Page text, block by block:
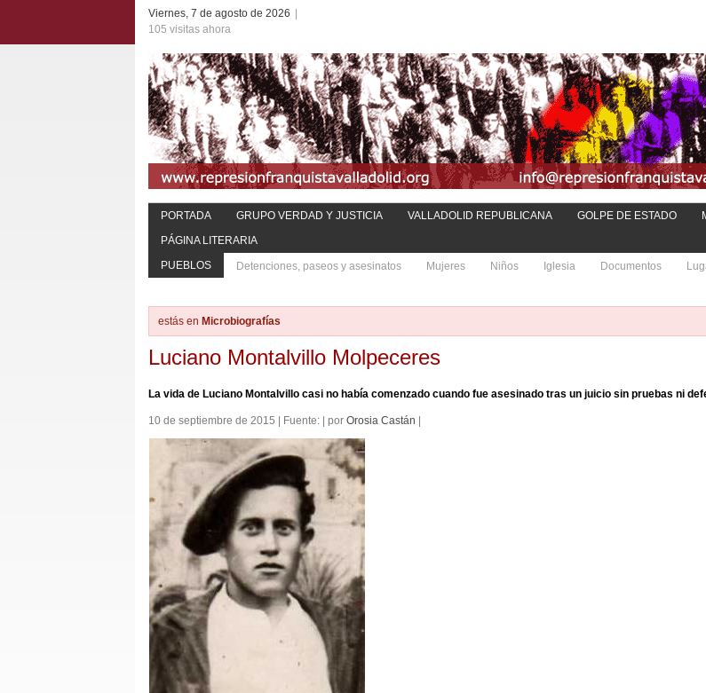
Viernes, 7 de agosto de 2026
105 visitas ahora
PORTADA GRUPO VERDAD Y JUSTICIA VALLADOLID REPUBLICANA GOLPE DE ESTADO
PÁGINA LITERARIA
PUEBLOS
Detenciones, paseos y asesinatos Mujeres Niños Iglesia Documentos
estás en Microbiografías
Luciano Montalvillo Molpeceres
La vida de Luciano Montalvillo casi no había comenzado cuando fue asesinado tras un juicio sin pruebas ni
10 de septiembre de 2015 | Fuente: | por Orosia Castán